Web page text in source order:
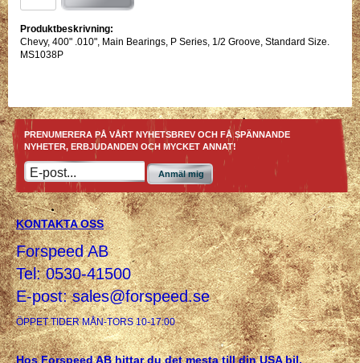
Produktbeskrivning:
Chevy, 400" .010", Main Bearings, P Series, 1/2 Groove, Standard Size.
MS1038P
PRENUMERERA PÅ VÅRT NYHETSBREV OCH FÅ SPÄNNANDE
NYHETER, ERBJUDANDEN OCH MYCKET ANNAT!
Anmäl mig
KONTAKTA OSS
Forspeed AB
Tel: 0530-41500
E-post:sales@forspeed.se
ÖPPET TIDER MÅN-TORS 10-17:00
Hos Forspeed AB hittar du det mesta till din USA bil,